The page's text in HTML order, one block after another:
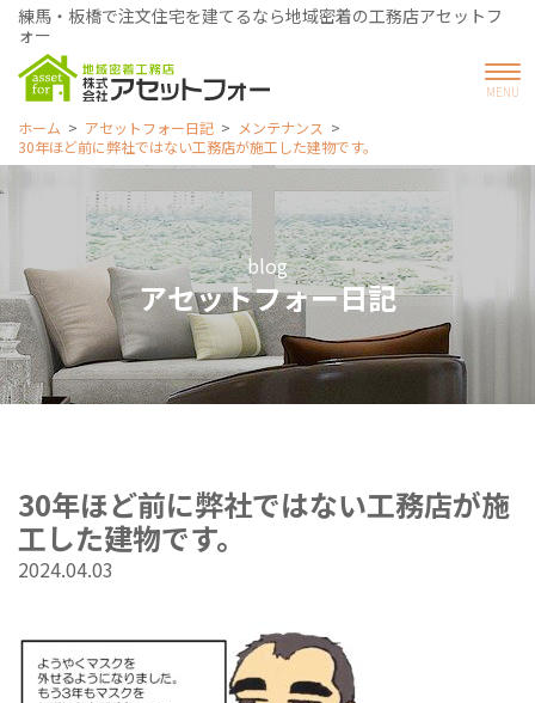
練馬・板橋で注文住宅を建てるなら地域密着の工務店アセットフ
ォー
ホーム アセットフォー日記
メンテナンス
30年ほど前に弊社ではない工務店が施工した建物です。
blog
アセットフォー日記
30年ほど前に弊社ではない工務店が施
工した建物です。
2024.04.03